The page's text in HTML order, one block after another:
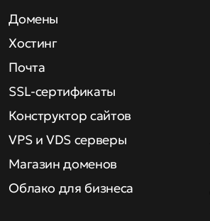
Домены
Хостинг
Почта
SSL-сертификаты
Конструктор сайтов
VPS и VDS серверы
Магазин доменов
Облако для бизнеса